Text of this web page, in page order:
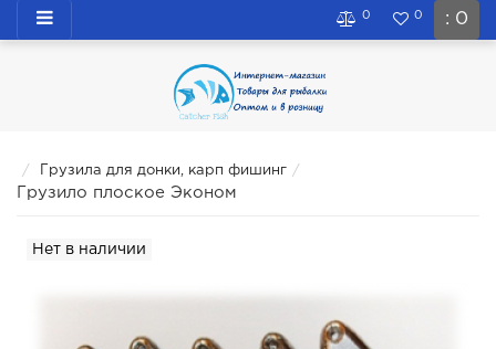
: 0
0 0
Грузила для донки, карп фишинг
Грузило плоское Эконом
Нет в наличии